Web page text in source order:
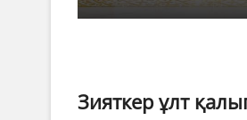
Зияткер ұлт